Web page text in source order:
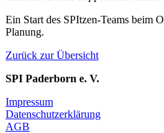
Ein Start des SPItzen-Teams beim
Planung.
Zurück zur Übersicht
SPI Paderborn e. V.
Impressum
Datenschutzerklärung
AGB